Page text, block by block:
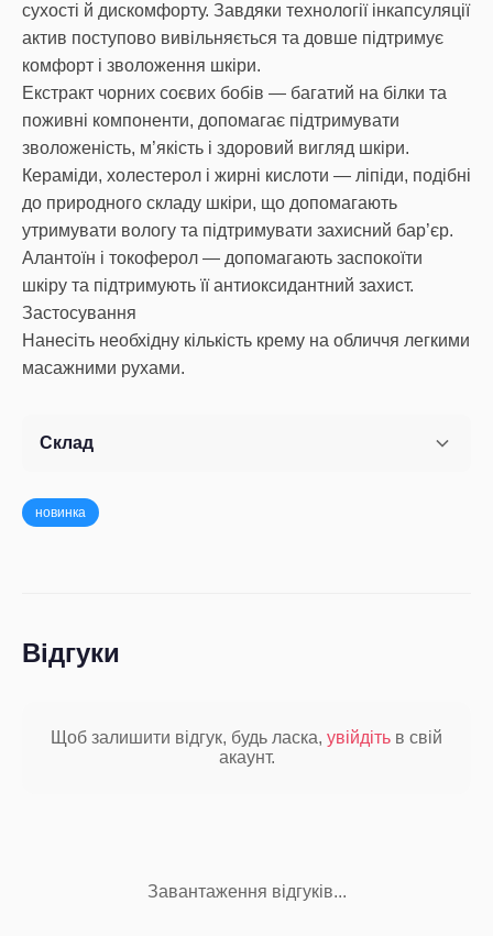
сухості й дискомфорту. Завдяки технології інкапсуляції
актив поступово вивільняється та довше підтримує
комфорт і зволоження шкіри.
Екстракт чорних соєвих бобів — багатий на білки та
поживні компоненти, допомагає підтримувати
зволоженість, м’якість і здоровий вигляд шкіри.
Кераміди, холестерол і жирні кислоти — ліпіди, подібні
до природного складу шкіри, що допомагають
утримувати вологу та підтримувати захисний бар’єр.
Алантоїн і токоферол — допомагають заспокоїти
шкіру та підтримують її антиоксидантний захист.
Застосування
Нанесіть необхідну кількість крему на обличчя легкими
масажними рухами.
Склад
новинка
Відгуки
Щоб залишити відгук, будь ласка, увійдіть в свій
акаунт.
Завантаження відгуків...